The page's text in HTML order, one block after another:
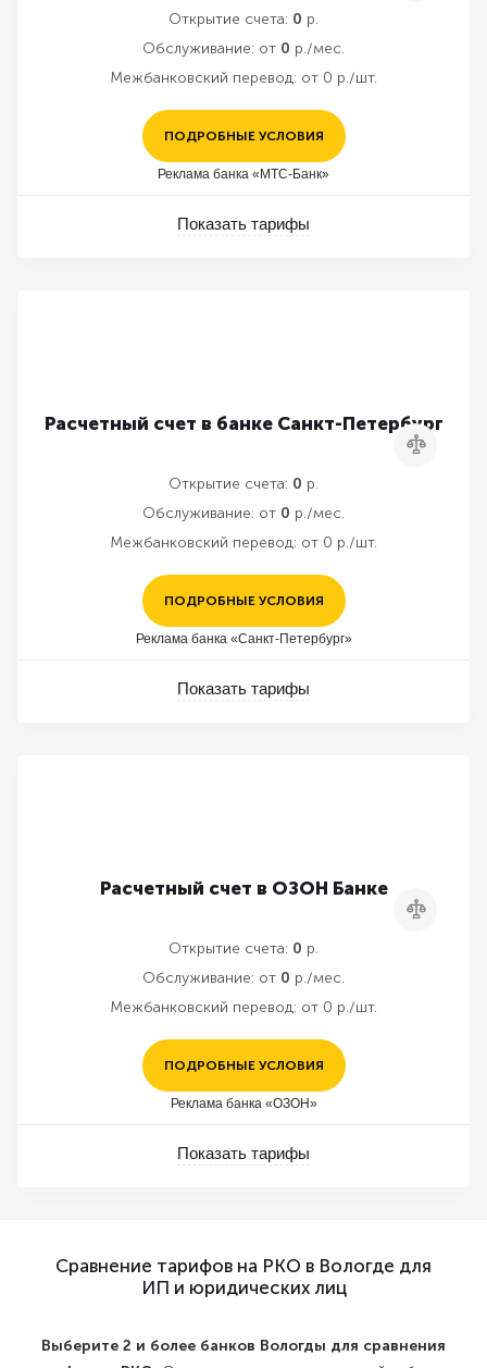
Открытие счета: 0 р.
Обслуживание: от 0 р./мес.
Межбанковский перевод: от 0 р./шт.
ПОДРОБНЫЕ УСЛОВИЯ
Реклама банка «МТС-Банк»
Показать тарифы
Расчетный счет в банке Санкт-Петербург
Сравнить
Открытие счета: 0 р.
Обслуживание: от 0 р./мес.
Межбанковский перевод: от 0 р./шт.
ПОДРОБНЫЕ УСЛОВИЯ
Реклама банка «Санкт-Петербург»
Показать тарифы
Расчетный счет в ОЗОН Банке
Сравнить
Открытие счета: 0 р.
Обслуживание: от 0 р./мес.
Межбанковский перевод: от 0 р./шт.
ПОДРОБНЫЕ УСЛОВИЯ
Реклама банка «ОЗОН»
Показать тарифы
Сравнение тарифов на РКО в Вологде для
ИП и юридических лиц
Выберите 2 и более банков Вологды для сравнения